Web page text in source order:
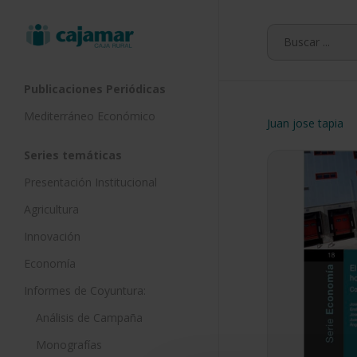
Publicaciones Periódicas
Mediterráneo Económico
Series temáticas
Presentación Institucional
Agricultura
Innovación
Economía
Informes de Coyuntura:
Análisis de Campaña
Monografías
Juan jose tapia